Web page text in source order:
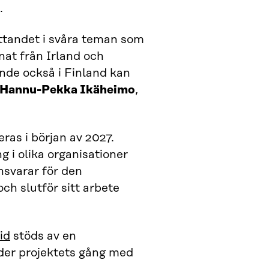
i svåra teman som
från Irland och
också i Finland kan
Hannu-Pekka Ikäheimo,
i början av 2027.
i olika organisationer
för den
slutför sitt arbete
stöds av en
projektets gång med